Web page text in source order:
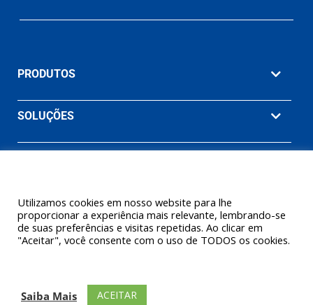
PRODUTOS
SOLUÇÕES
EMPRESA
Controle Ltda. (Uma empresa Ashcroft® Inc.) Todos os direitos
reservados.
Utilizamos cookies em nosso website para lhe
proporcionar a experiência mais relevante, lembrando-se
de suas preferências e visitas repetidas. Ao clicar em
"Aceitar", você consente com o uso de TODOS os cookies.
Saiba Mais ACEITAR